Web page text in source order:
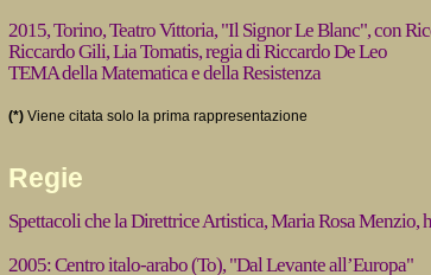
2015, Torino, Teatro Vittoria, "Il Signor Le Blanc", con
Riccardo Gili, Lia Tomatis, regia di Riccardo De Leo
TEMA della Matematica e della Resistenza
(*) Viene citata solo la prima rappresentazione
Regie
Spettacoli che la Direttrice Artistica, Maria Rosa Menzio,
2005: Centro italo-arabo (To), "Dal Levante all’Europa"